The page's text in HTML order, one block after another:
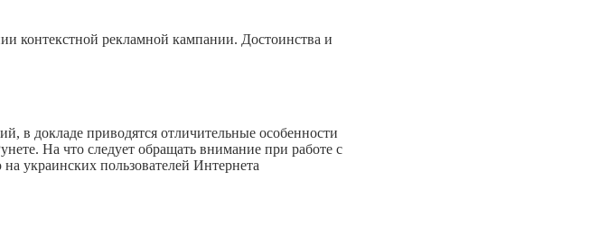
контекстной рекламной кампании. Достоинства и
в докладе приводятся отличительные особенности
На что следует обращать внимание при работе с
украинских пользователей Интернета